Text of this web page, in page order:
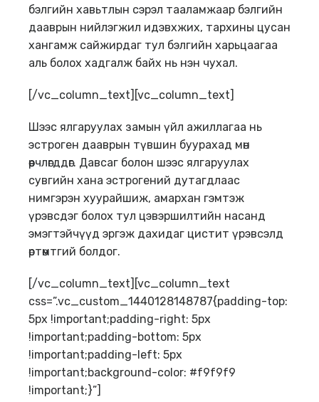
бэлгийн хавьтлын сэрэл тааламжаар бэлгийн
дааврын нийлэгжил идэвхжих, тархины цусан
хангамж сайжирдаг тул бэлгийн харьцаагаа
аль болох хадгалж байх нь нэн чухал.
[/vc_column_text][vc_column_text]
Шээс ялгаруулах замын үйл ажиллагаа нь
эстроген дааврын түвшин буурахад мөн
өөрчлөгддөг. Давсаг болон шээс ялгаруулах
сувгийн хана эстрогений дутагдлаас
нимгэрэн хуурайшиж, амархан гэмтэж
үрэвсдэг болох тул цэвэршилтийн насанд
эмэгтэйчүүд эргэж дахидаг цистит үрэвсэлд
өртөмтгий болдог.
[/vc_column_text][vc_column_text
css=”.vc_custom_1440128148787{padding-top:
5px !important;padding-right: 5px
!important;padding-bottom: 5px
!important;padding-left: 5px
!important;background-color: #f9f9f9
!important;}”]